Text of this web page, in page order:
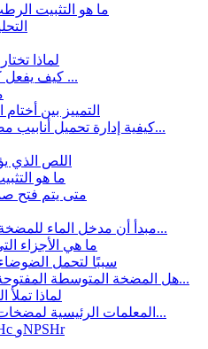
ما هو التثبيت
لماذا
كيف يفعل كلوريد أيون محتوى في ال ...
التمييز بين أختام
كيفية إدارة تحميل أنابيب مضخة الطرد المركزي بشك...
اللص الذي
ما هو
متى يتم فتح
مبدأ أن مدخل الماء للمضخة المزدوجة أكبر من مخرج...
ما هي الأجزاء
30 سببًا لتحمل
هل المضخة المتوسطة المفتوحة ومضخة الشفط المزدوج...
لماذا
المعلمات الرئيسية لمضخات الطرد المركزي متعددة ا...
التمييز بين NPSHr وNPSHc وNPSHr